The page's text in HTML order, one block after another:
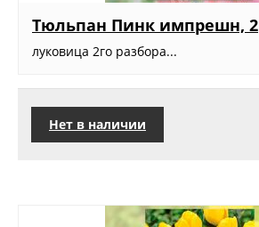
Тюльпан Пинк импрешн, 2
луковица 2го разбора...
Нет в наличии